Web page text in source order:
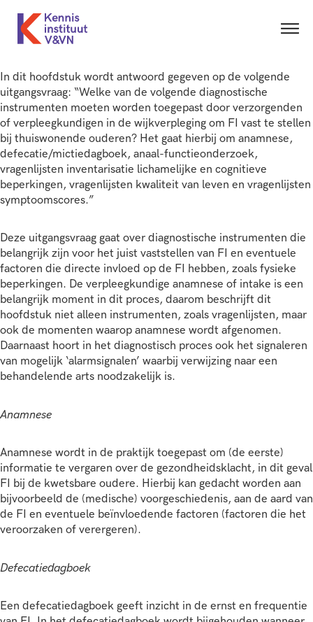
In dit hoofdstuk wordt antwoord gegeven op de volgende
uitgangsvraag: “Welke van de volgende diagnostische
instrumenten moeten worden toegepast door verzorgenden
of verpleegkundigen in de wijkverpleging om FI vast te stellen
bij thuiswonende ouderen? Het gaat hierbij om anamnese,
defecatie/mictiedagboek, anaal-functieonderzoek,
vragenlijsten inventarisatie lichamelijke en cognitieve
beperkingen, vragenlijsten kwaliteit van leven en vragenlijsten
symptoomscores.”
Deze uitgangsvraag gaat over diagnostische instrumenten die
belangrijk zijn voor het juist vaststellen van FI en eventuele
factoren die directe invloed op de FI hebben, zoals fysieke
beperkingen. De verpleegkundige anamnese of intake is een
belangrijk moment in dit proces, daarom beschrijft dit
hoofdstuk niet alleen instrumenten, zoals vragenlijsten, maar
ook de momenten waarop anamnese wordt afgenomen.
Daarnaast hoort in het diagnostisch proces ook het signaleren
van mogelijk ‘alarmsignalen’ waarbij verwijzing naar een
behandelende arts noodzakelijk is.
Anamnese
Anamnese wordt in de praktijk toegepast om (de eerste)
informatie te vergaren over de gezondheidsklacht, in dit geval
FI bij de kwetsbare oudere. Hierbij kan gedacht worden aan
bijvoorbeeld de (medische) voorgeschiedenis, aan de aard van
de FI en eventuele beïnvloedende factoren (factoren die het
veroorzaken of verergeren).
Defecatiedagboek
Een defecatiedagboek geeft inzicht in de ernst en frequentie